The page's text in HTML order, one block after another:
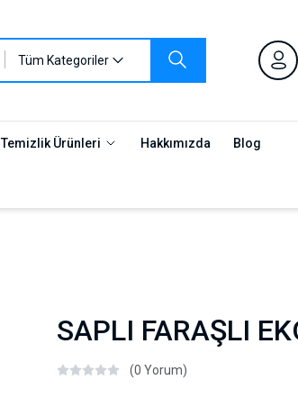
Tüm Kategoriler
Temizlik Ürünleri Hakkımızda Blog
SAPLI FARAŞLI
(0 Yorum)